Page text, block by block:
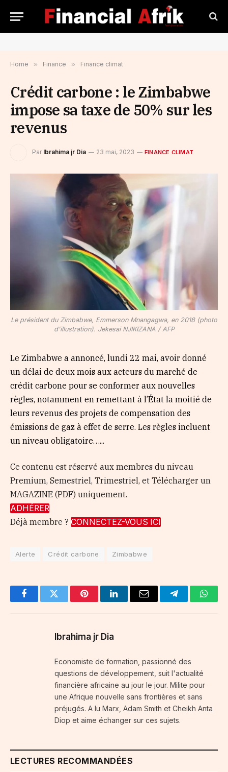
Home » Finance » Finance climat
Crédit carbone : le Zimbabwe
impose sa taxe de 50% sur les
revenus
Par Ibrahima jr Dia 23 mai, 2023 FINANCE CLIMAT
Le président du Zimbabwe, Emmerson Mnangagwa, en 2018 (photo
d'illustration). Jekesai NJIKIZANA / AFP
Le Zimbabwe a annoncé, lundi 22 mai, avoir donné
un délai de deux mois aux acteurs du marché de
crédit carbone pour se conformer aux nouvelles
règles, notamment en remettant à l’État la moitié de
leurs revenus des projets de compensation des
émissions de gaz à effet de serre. Les règles incluent
un niveau obligatoire…...
Ce contenu est réservé aux membres du niveau
Premium, Semestriel, Trimestriel, et Télécharger un
MAGAZINE (PDF) uniquement.
ADHÉRER
Déjà membre ? CONNECTEZ-VOUS ICI
Alerte Crédit carbone Zimbabwe
FacebookTwitter PinterestLinkedInEmail Telegram
Ibrahima jr Dia
Economiste de formation, passionné des
questions de développement, suit l'actualité
financière africaine au jour le jour. Milite pour
une Afrique nouvelle sans frontières et sans
préjugés. A lu Marx, Adam Smith et Cheikh Anta
Diop et aime échanger sur ces sujets.
LECTURES RECOMMANDÉES